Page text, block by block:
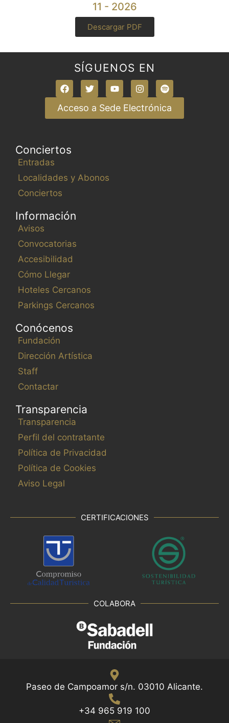
11 - 2026
Descargar PDF
SÍGUENOS EN
Acceso a Sede Electrónica
Conciertos
Entradas
Localidades y Abonos
Conciertos
Información
Avisos
Convocatorias
Accesibilidad
Cómo Llegar
Hoteles Cercanos
Parkings Cercanos
Conócenos
Fundación
Dirección Artística
Staff
Contactar
Transparencia
Transparencia
Perfil del contratante
Política de Privacidad
Política de Cookies
Aviso Legal
CERTIFICACIONES
COLABORA
Paseo de Campoamor s/n. 03010 Alicante.
+34 965 919 100